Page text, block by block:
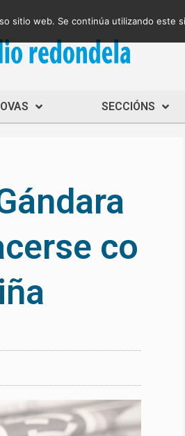
SECCIÓNS
co
sitio web. Se continúa utilizando este